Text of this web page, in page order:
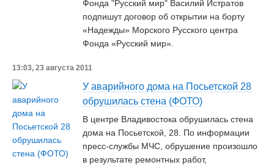
Фонда "Русский мир" Василий Истратов
подпишут договор об открытии на борту
«Надежды» Морского Русского центра
Фонда «Русский мир».
13:03, 23 августа 2011
У аварийного дома на Посьетской 28
обрушилась стена (ФОТО)
В центре Владивостока обрушилась стена
дома на Посьетской, 28. По информации
пресс-службы МЧС, обрушение произошло
в результате ремонтных работ,